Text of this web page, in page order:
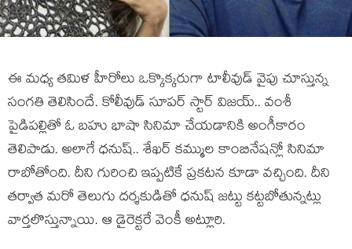
ఈ మ‌ధ్య త‌మిళ హీరోలు ఒక్కొక్క‌రుగా టాలీవుడ్ వైపు చూస్తున్న
సంగ‌తి తెలిసిందే. కోలీవుడ్ సూప‌ర్ స్టార్ విజ‌య్.. వంశీ
పైడిప‌ల్లితో ఓ బ‌హు భాషా సినిమా చేయ‌డానికి అంగీకారం
తెలిపాడు. అలాగే ధ‌నుష్.. శేఖ‌ర్ క‌మ్ముల కాంబినేష‌న్లో సినిమా
రాబోతోంది. దీని గురించి ఇప్ప‌టికే ప్ర‌క‌ట‌న కూడా వ‌చ్చింది. దీని
త‌ర్వాత మ‌రో తెలుగు ద‌ర్శ‌కుడితో ధ‌నుష్ జ‌ట్టు క‌ట్ట‌బోతున్న‌ట్లు
వార్త‌లొస్తున్నాయి. ఆ డైరెక్ట‌రే వెంకీ అట్లూరి.